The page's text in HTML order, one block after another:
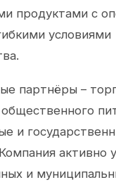
продуктами с
условиями
партнёры –
и
активно
и